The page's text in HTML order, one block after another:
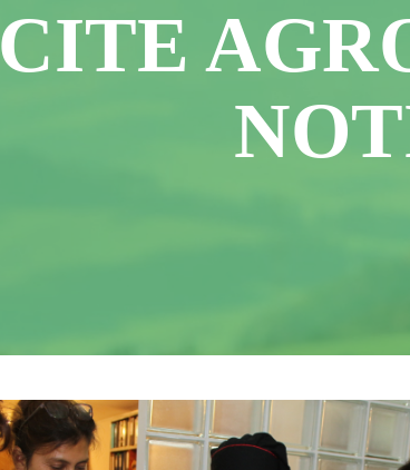
CITE